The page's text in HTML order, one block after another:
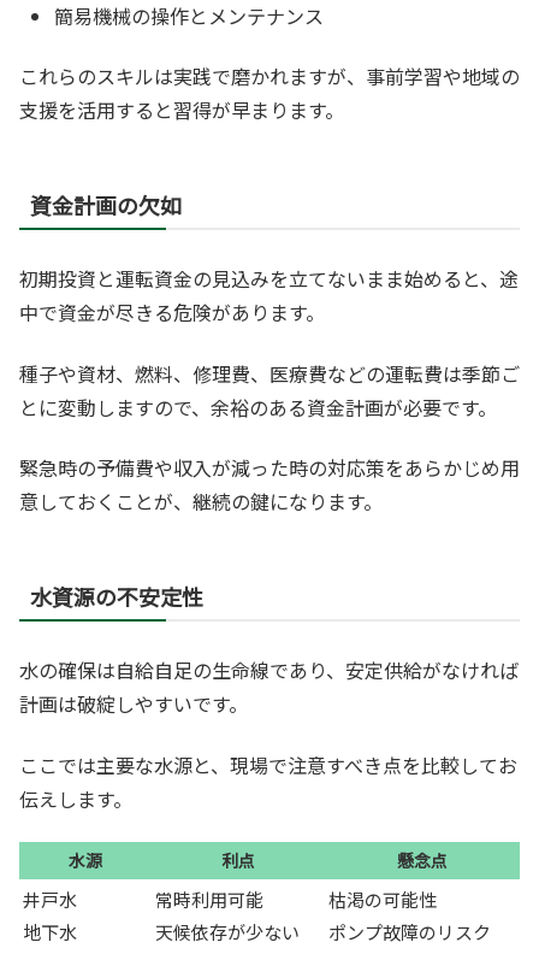
簡易機械の操作とメンテナンス
これらのスキルは実践で磨かれますが、事前学習や地域の
支援を活用すると習得が早まります。
資金計画の欠如
初期投資と運転資金の見込みを立てないまま始めると、途
中で資金が尽きる危険があります。
種子や資材、燃料、修理費、医療費などの運転費は季節ご
とに変動しますので、余裕のある資金計画が必要です。
緊急時の予備費や収入が減った時の対応策をあらかじめ用
意しておくことが、継続の鍵になります。
水資源の不安定性
水の確保は自給自足の生命線であり、安定供給がなければ
計画は破綻しやすいです。
ここでは主要な水源と、現場で注意すべき点を比較してお
伝えします。
水源 利点 懸念点
井戸水
地下水
常時利用可能
天候依存が少ない
枯渇の可能性
ポンプ故障のリスク